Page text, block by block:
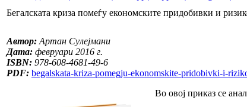
Бегалската криза помеѓу економските придобивки и
Автор: Артан Сулејмани
Дата: февруари 2016 г.
ISBN: 978-608-4681-49-6
PDF: begalskata-kriza-pomegju-ekonomskite-pridobivki-i-
Во овој приказ се